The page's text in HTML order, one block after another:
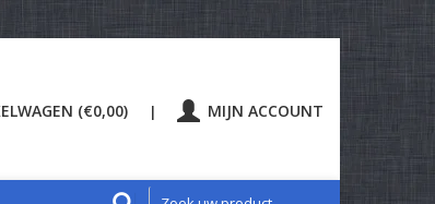
(€0,00) | MIJN ACCOUNT